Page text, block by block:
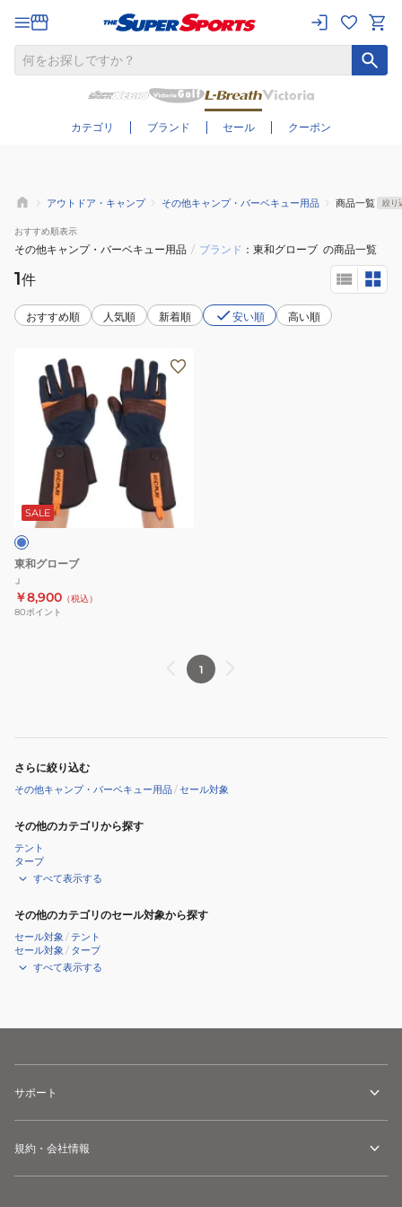
カテゴリ ブランド セール クーポン
さらに絞り込む
アウトドア・キャンプ その他キャンプ・バーベキュー用品 商品一覧 絞り
おすすめ順表示
その他キャンプ・バーベキュー用品 / ブランド 東和グローブ の商品一覧
1件
おすすめ順 人気順 新着順 安い順 高い順
SALE
東和グローブ
」
￥8,900 （税込）
80ポイント
1
さらに絞り込む
その他キャンプ・バーベキュー用品/セール対象
その他のカテゴリから探す
テント
タープ
すべて表示する
その他のカテゴリのセール対象から探す
セール対象 /テント
セール対象 / タープ
すべて表示する
サポート
規約・会社情報